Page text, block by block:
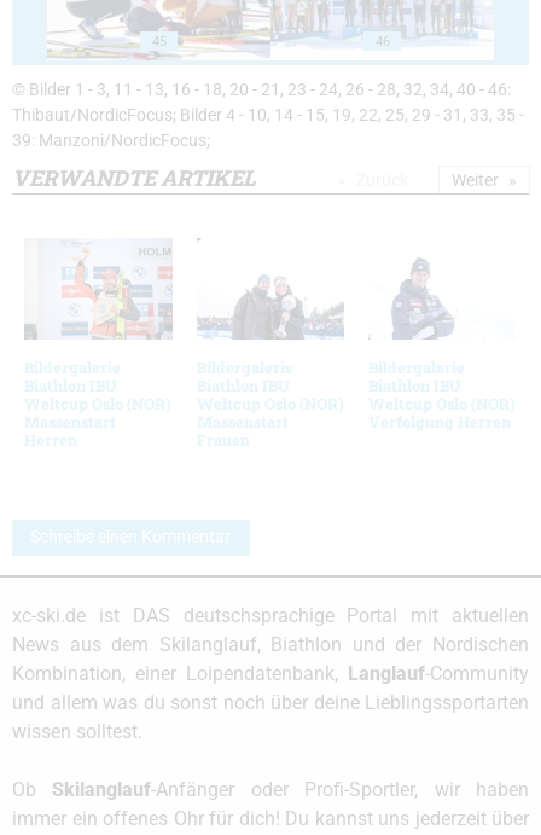
45 46
© Bilder 1 - 3, 11 - 13, 16 - 18, 20 - 21, 23 - 24, 26 - 28, 32, 34, 40 - 46:
Thibaut/NordicFocus; Bilder 4 - 10, 14 - 15, 19, 22, 25, 29 - 31, 33, 35 -
39: Manzoni/NordicFocus;
VERWANDTE ARTIKEL
Bildergalerie
Biathlon IBU
Weltcup Oslo (NOR)
Massenstart
Herren
Bildergalerie
Biathlon IBU
Weltcup Oslo (NOR)
Massenstart
Frauen
Bildergalerie
Biathlon IBU
Weltcup Oslo (NOR)
Verfolgung Herren
Weiter
Schreibe einen Kommentar
xc-ski.de ist DAS deutschsprachige Portal mit aktuellen
News aus dem Skilanglauf, Biathlon und der Nordischen
Kombination, einer Loipendatenbank,
Langlauf-Community
und allem was du sonst noch über deine Lieblingssportarten
wissen solltest.
Ob Skilanglauf-Anfänger oder Profi-Sportler, wir haben
immer ein offenes Ohr für dich! Du kannst uns jederzeit über